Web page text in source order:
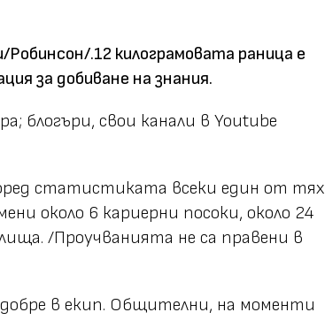
.12 килограмовата раница е
за добиване на знания.
блогъри, свои канали в Youtube
статистиката всеки един от тях
около 6 кариерни посоки, около 24
/Проучванията не са правени в
в екип. Общителни, на моменти